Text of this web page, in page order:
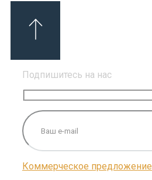
Подпишитесь на нас
Коммерческое предложение